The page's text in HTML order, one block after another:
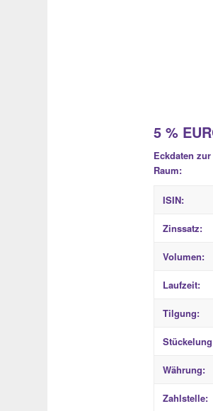
5 %
Eckdaten
Raum:
ISIN:
Zinssatz:
Volumen:
Laufzeit:
Tilgung:
Währung:
Zahlstelle: